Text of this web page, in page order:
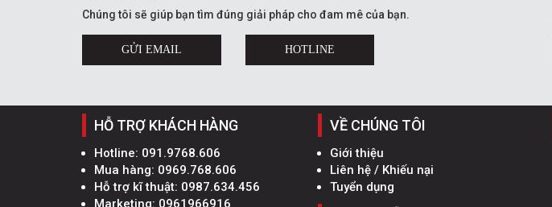
Chúng tôi sẽ giúp bạn tìm đúng giải pháp cho đam mê của bạn.
GỬI EMAIL HOTLINE
HỖ TRỢ KHÁCH HÀNG
Hotline: 091.9768.606
Mua hàng: 0969.768.606
Hỗ trợ kĩ thuật: 0987.634.456
Marketing: 0961966916
VỀ CHÚNG TÔI
Giới thiệu
Liên hệ / Khiếu nại
Tuyển dụng